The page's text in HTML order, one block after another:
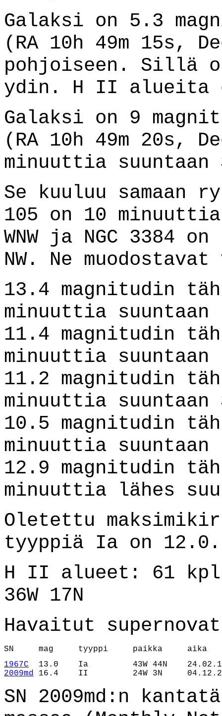
Galaksi on 5.3
(RA 10h 49m 15s,
pohjoiseen. Sillä
ydin. H II alueita
Galaksi on 9
(RA 10h 49m 20s,
minuuttia suuntaan
Se kuuluu samaan
105 on 10
WNW ja NGC 3384
NW. Ne
13.4 magnitudin
minuuttia suuntaan
11.4 magnitudin
minuuttia suuntaan
11.2 magnitudin
minuuttia suuntaan
10.5 magnitudin
minuuttia suuntaan
12.9 magnitudin
minuuttia lähes
Oletettu
tyyppiä Ia on 12.0.
H II alueet: 61 kpl
36W 17N
Havaitut
SN     mag     tyyppi     paikka     aika
1967C
2009md 16.4    II         24W 3N
SN 2009md:n